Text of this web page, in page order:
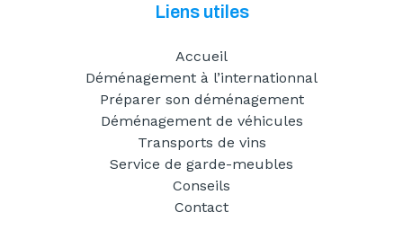
Liens utiles
Accueil
Déménagement à l’internationnal
Préparer son déménagement
Déménagement de véhicules
Transports de vins
Service de garde-meubles
Conseils
Contact